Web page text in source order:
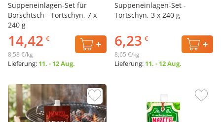
Suppeneinlagen-Set für
Borschtsch - Tortschyn, 7 x
240 g
14,42 €
8,58 €/kg
Lieferung: 11. - 12 Aug.
Suppeneinlagen-Set -
Tortschyn, 3 x 240 g
6,23 €
8,65 €/kg
Lieferung: 11. - 12 Aug.